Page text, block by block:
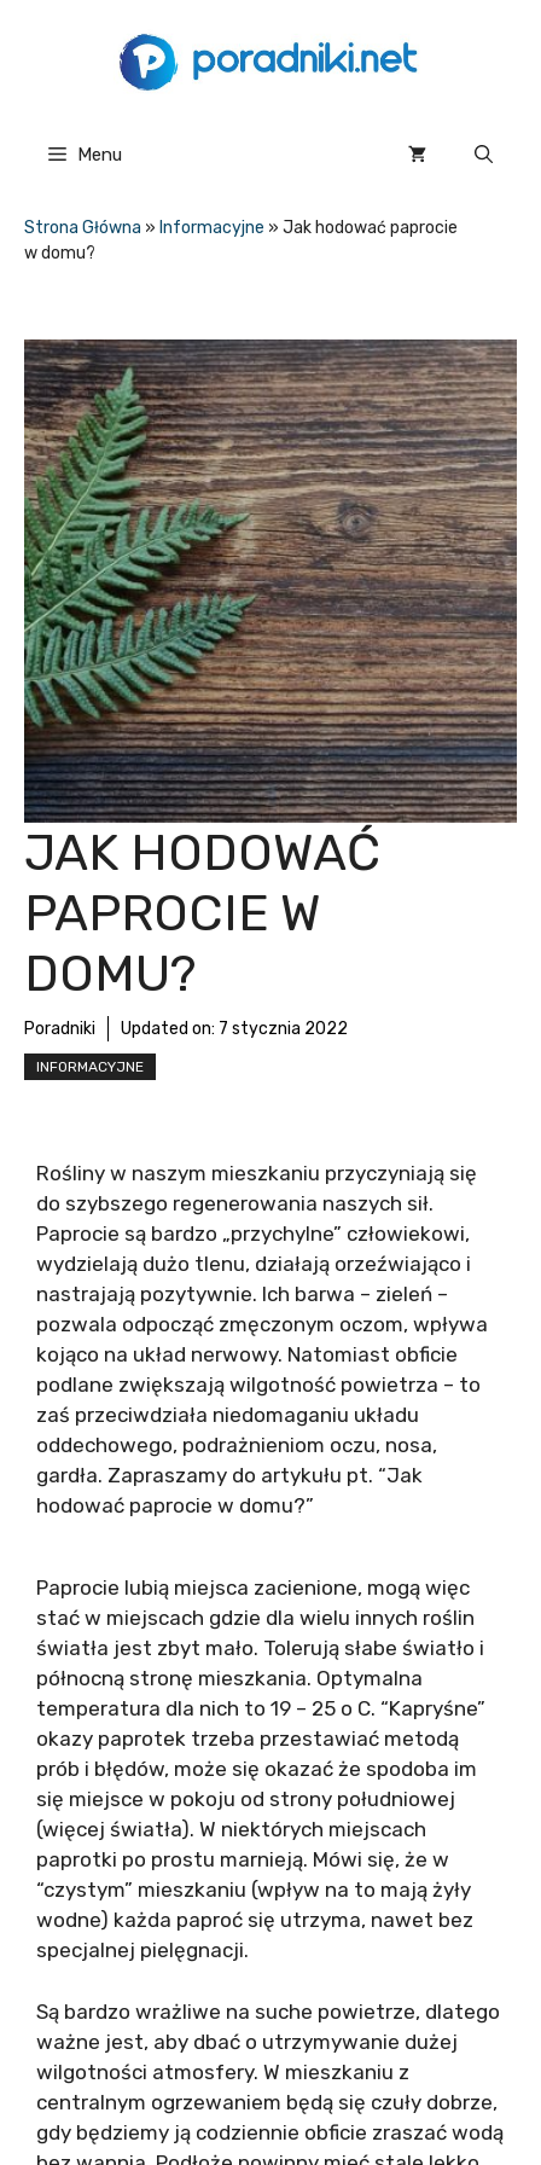
Menu
Strona Główna » Informacyjne » Jak hodować paprocie
w domu?
JAK HODOWAĆ
PAPROCIE W
DOMU?
Poradniki Updated on: 7 stycznia 2022
INFORMACYJNE
Rośliny w naszym mieszkaniu przyczyniają się
do szybszego regenerowania naszych sił.
Paprocie są bardzo „przychylne” człowiekowi,
wydzielają dużo tlenu, działają orzeźwiająco i
nastrajają pozytywnie. Ich barwa – zieleń –
pozwala odpocząć zmęczonym oczom, wpływa
kojąco na układ nerwowy. Natomiast obficie
podlane zwiększają wilgotność powietrza – to
zaś przeciwdziała niedomaganiu układu
oddechowego, podrażnieniom oczu, nosa,
gardła. Zapraszamy do artykułu pt. “Jak
hodować paprocie w domu?”
Paprocie lubią miejsca zacienione, mogą więc
stać w miejscach gdzie dla wielu innych roślin
światła jest zbyt mało. Tolerują słabe światło i
północną stronę mieszkania. Optymalna
temperatura dla nich to 19 – 25 o C. “Kapryśne”
okazy paprotek trzeba przestawiać metodą
prób i błędów, może się okazać że spodoba im
się miejsce w pokoju od strony południowej
(więcej światła). W niektórych miejscach
paprotki po prostu marnieją. Mówi się, że w
“czystym” mieszkaniu (wpływ na to mają żyły
wodne) każda paproć się utrzyma, nawet bez
specjalnej pielęgnacji.
Są bardzo wrażliwe na suche powietrze, dlatego
ważne jest, aby dbać o utrzymywanie dużej
wilgotności atmosfery. W mieszkaniu z
centralnym ogrzewaniem będą się czuły dobrze,
gdy będziemy ją codziennie obficie zraszać wodą